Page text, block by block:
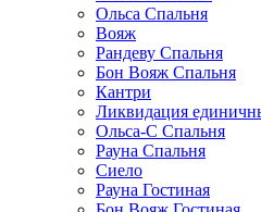
Ольса Спальня
Вояж
Рандеву Спальня
Бон Вояж Спальня
Кантри
Ликвидация
Ольса-С Спальня
Рауна Спальня
Сиело
Рауна Гостиная